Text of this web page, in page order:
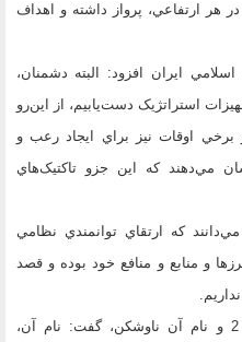
هر ارتفاعي، پرواز داشته و اهداف
ايران افزود: البته دشمنان،
استراتژيک دست‌يابيم، از اين‌رو
برخي اوقات نيز براي ايجاد رعب و
مي‌دهند که اين جزو تاکتيک‌هاي
که ارتقاي توانمندي نظامي
و منابع و منافع خود بوده و قصد
سياري درباره پروژه ناوشکن جماران 2 و نام آن ناوشکن، گفت: نام آن،